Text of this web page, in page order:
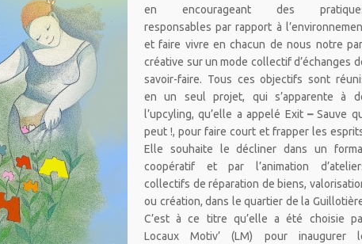
en encourageant des
responsables par rapport à
et faire vivre en chacun de nous notre
créative sur un mode collectif d’échanges
savoir-faire. Tous ces objectifs sont
en un seul projet, qui s’apparente à
l’upcyling, qu’elle a appelé Exit–Sauve
peut !, pour faire court et frapper les
Elle souhaite le décliner dans un
coopératif et par l’animation
collectifs de réparation de biens,
ou création, dans le quartier de la
C’est à ce titre qu’elle a été choisie
Locaux Motiv’ (LM) pour inaugurer